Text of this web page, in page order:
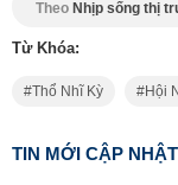
Theo Nhịp sống thị
Từ Khóa:
Thổ Nhĩ Kỳ Hội
TIN MỚI CẬP NHẬT